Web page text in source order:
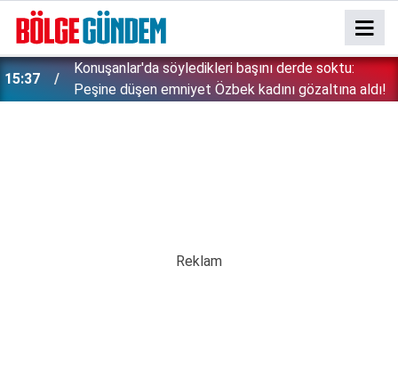
15:37
Konuşanlar'da söyledikleri başını derde soktu:
Peşine düşen emniyet Özbek kadını gözaltına aldı!